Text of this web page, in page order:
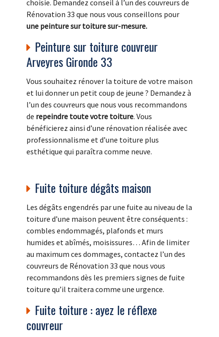
choisie. Demandez conseil à l’un des couvreurs de
Rénovation 33 que nous vous conseillons pour
une peinture sur toiture sur-mesure.
Peinture sur toiture couvreur
Arveyres Gironde 33
Vous souhaitez rénover la toiture de votre maison
et lui donner un petit coup de jeune ? Demandez à
l’un des couvreurs que nous vous recommandons
de repeindre toute votre toiture. Vous
bénéficierez ainsi d’une rénovation réalisée avec
professionnalisme et d’une toiture plus
esthétique qui paraîtra comme neuve.
Fuite toiture dégâts maison
Les dégâts engendrés par une fuite au niveau de la
toiture d’une maison peuvent être conséquents :
combles endommagés, plafonds et murs
humides et abîmés, moisissures… Afin de limiter
au maximum ces dommages, contactez l’un des
couvreurs de Rénovation 33 que nous vous
recommandons dès les premiers signes de fuite
toiture qu’il traitera comme une urgence.
Fuite toiture : ayez le réflexe
couvreur